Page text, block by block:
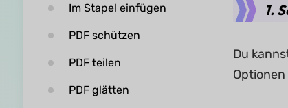
Im Stapel einfügen
PDF schützen
PDF teilen
PDF glätten
1.
Du